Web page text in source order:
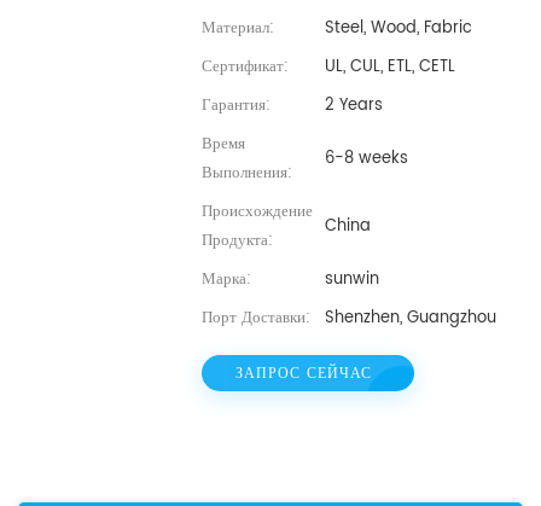
Материал:
Steel, Wood, Fabric
Сертификат:
UL, CUL, ETL, CETL
Гарантия:
2 Years
Время
Выполнения:
6-8 weeks
Происхождение
Продукта:
China
Марка:
sunwin
Порт Доставки:
Shenzhen, Guangzhou
ЗАПРОС СЕЙЧАС